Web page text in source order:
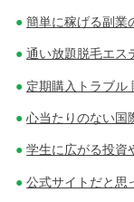
ナ
ビ
ゲ
ー
シ
ョ
簡単に稼げる副業
通い放題脱毛エス
定期購入トラブル
心当たりのない国
学生に広がる投資
公式サイトだと思